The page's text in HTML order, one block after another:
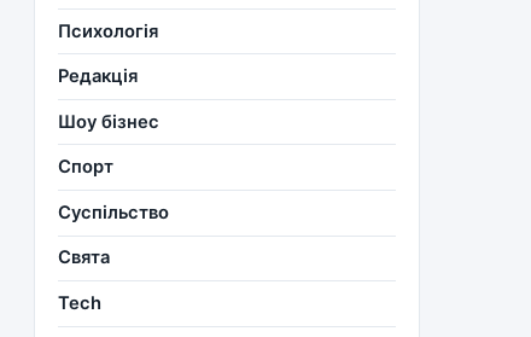
Психологія
Редакція
Шоу бізнес
Спорт
Суспільство
Свята
Tech